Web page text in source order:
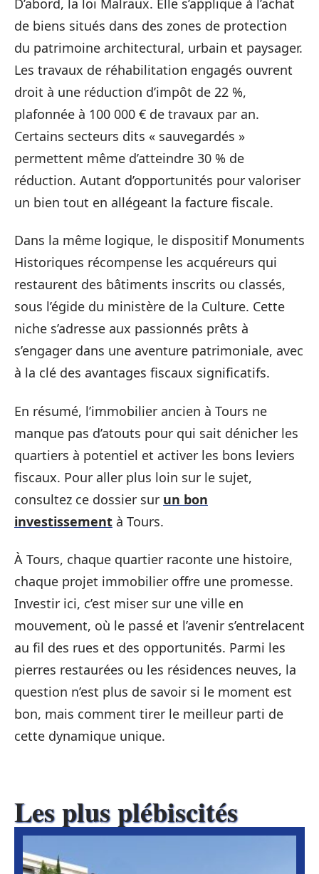
de biens situés dans des zones de protection
du patrimoine architectural, urbain et paysager.
Les travaux de réhabilitation engagés ouvrent
droit à une réduction d’impôt de 22 %,
plafonnée à 100 000 € de travaux par an.
Certains secteurs dits « sauvegardés »
permettent même d’atteindre 30 % de
réduction. Autant d’opportunités pour valoriser
un bien tout en allégeant la facture fiscale.
Dans la même logique, le dispositif Monuments
Historiques récompense les acquéreurs qui
restaurent des bâtiments inscrits ou classés,
sous l’égide du ministère de la Culture. Cette
niche s’adresse aux passionnés prêts à
s’engager dans une aventure patrimoniale, avec
à la clé des avantages fiscaux significatifs.
En résumé, l’immobilier ancien à Tours ne
manque pas d’atouts pour qui sait dénicher les
quartiers à potentiel et activer les bons leviers
fiscaux. Pour aller plus loin sur le sujet,
consultez ce dossier sur un bon
investissement à Tours.
À Tours, chaque quartier raconte une histoire,
chaque projet immobilier offre une promesse.
Investir ici, c’est miser sur une ville en
mouvement, où le passé et l’avenir s’entrelacent
au fil des rues et des opportunités. Parmi les
pierres restaurées ou les résidences neuves, la
question n’est plus de savoir si le moment est
bon, mais comment tirer le meilleur parti de
cette dynamique unique.
Les plus plébiscités